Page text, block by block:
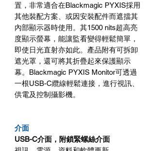
置，非常適合在Blackmagic PYXIS採用
其他裝配方案、或因安裝配件而遮擋其
內部顯示器時使用。其1500 nits超高亮
度顯示螢幕，能讓監看變得輕鬆簡單，
即使日光直射亦如此。產品附有可拆卸
遮光罩，還可將其折疊起來保護顯示
幕。Blackmagic PYXIS Monitor可透過
一根USB-C纜線輕鬆連接，進行視訊、
供電及控制攝影機。
介面
USB-C介面，附鎖緊螺絲介面